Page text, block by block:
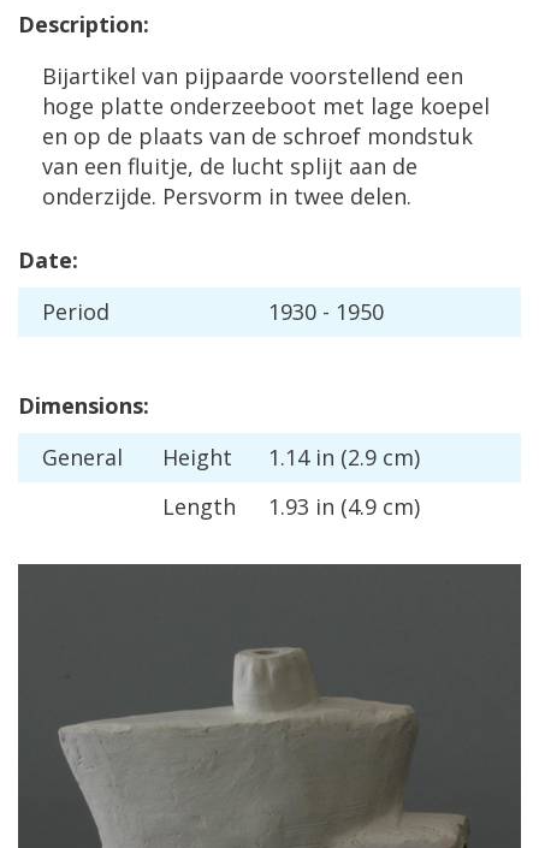
Description:
Bijartikel van pijpaarde voorstellend een
hoge platte onderzeeboot met lage koepel
en op de plaats van de schroef mondstuk
van een fluitje, de lucht splijt aan de
onderzijde. Persvorm in twee delen.
Date:
Period
1930 - 1950
Dimensions:
General
Height 1.14 in (2.9 cm)
Length
1.93 in (4.9 cm)